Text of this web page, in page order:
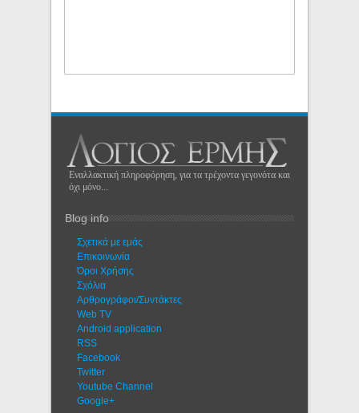
Εναλλακτική πληροφόρηση, για τα τρέχοντα γεγονότα και
όχι μόνο...
Blog info
Σχετικά με εμάς
Eπικοινωνία
Όροι Χρήσης
Σχόλια
Αρθρογράφοι/Συντάκτες
Web TV
Android application
RSS
Facebook
Twitter
Youtube Channel
Google+